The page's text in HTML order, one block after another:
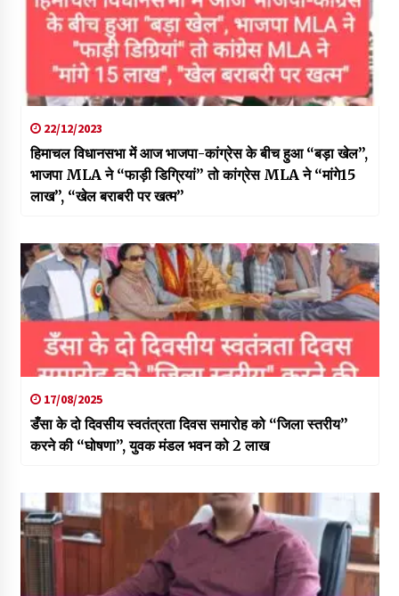
22/12/2023
हिमाचल विधानसभा में आज भाजपा-कांग्रेस के बीच हुआ “बड़ा खेल”,
भाजपा MLA ने “फाड़ी डिग्रियां” तो कांग्रेस MLA ने “मांगे15
लाख”, “खेल बराबरी पर खत्म”
17/08/2025
डँसा के दो दिवसीय स्वतंत्रता दिवस समारोह को “जिला स्तरीय”
करने की “घोषणा”, युवक मंडल भवन को 2 लाख